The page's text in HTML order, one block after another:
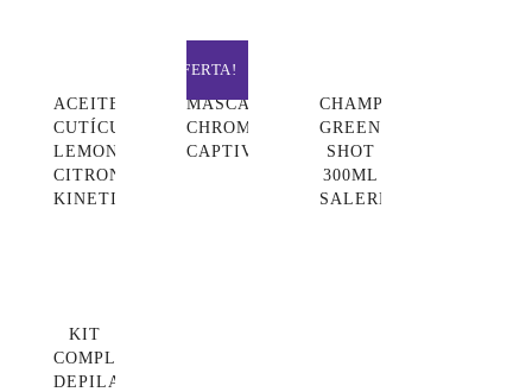
ACEITE
CUTÍCULAS
LEMON
CITRON
KINETICS
¡OFERTA!
MASCARILLA
CHROMA
CAPTIVE
CHAMPÚ
GREEN
SHOT
300ML
SALERM
KIT
COMPLETO
DEPILACIÓN